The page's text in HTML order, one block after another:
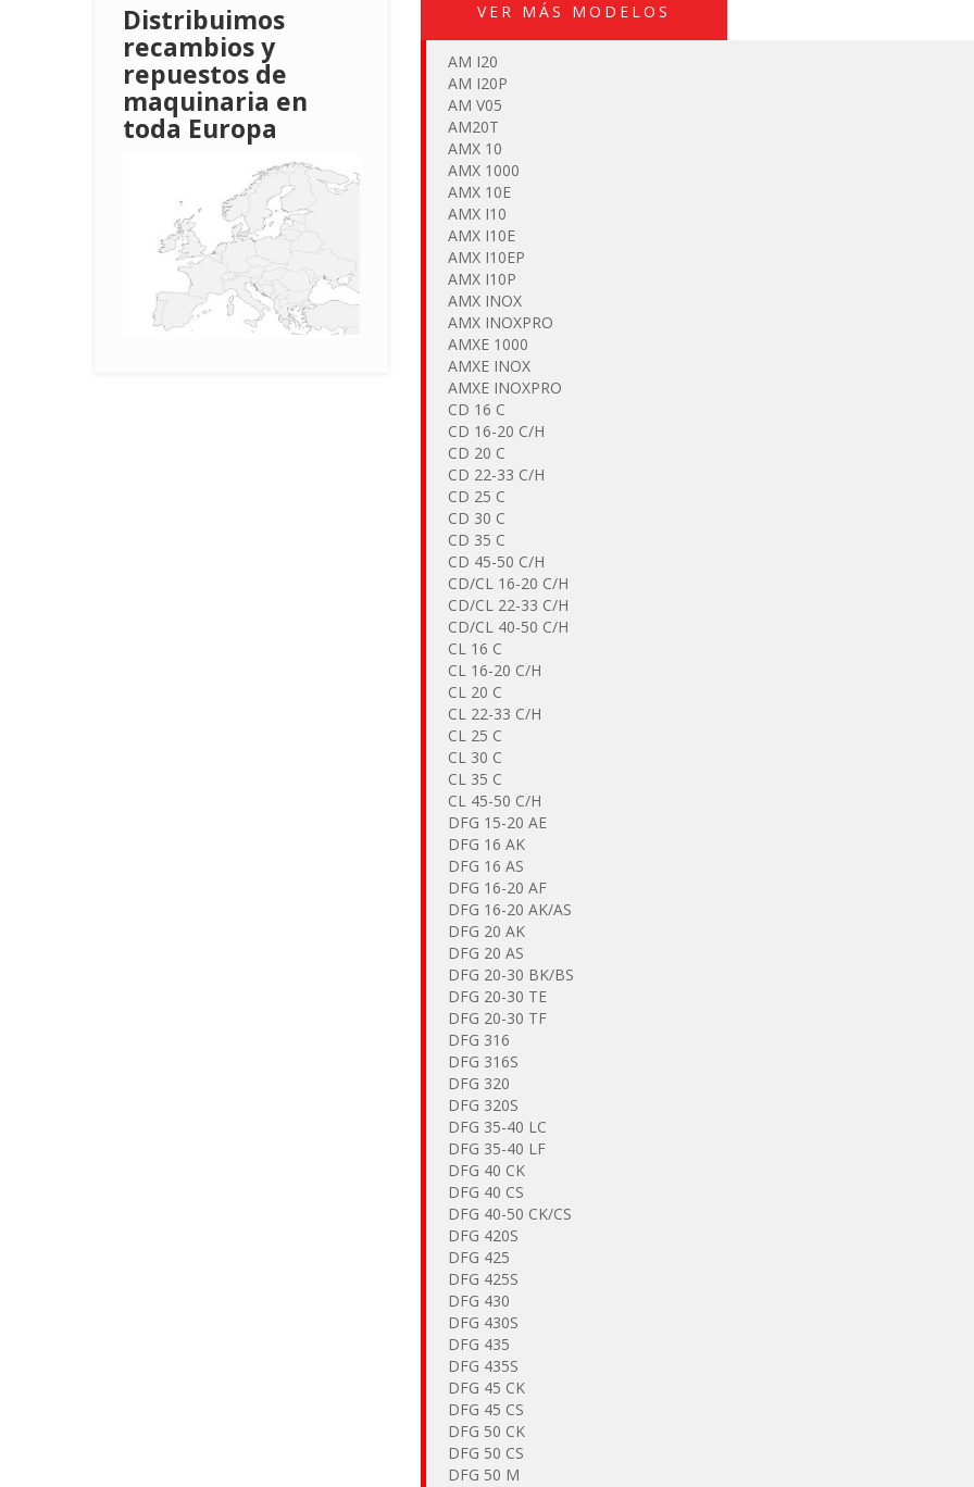
Distribuimos
recambios y
repuestos de
maquinaria en
toda Europa
VER MÁS MODELOS
AM I20
AM I20P
AM V05
AM20T
AMX 10
AMX 1000
AMX 10E
AMX I10
AMX I10E
AMX I10EP
AMX I10P
AMX INOX
AMX INOXPRO
AMXE 1000
AMXE INOX
AMXE INOXPRO
CD 16 C
CD 16-20 C/H
CD 20 C
CD 22-33 C/H
CD 25 C
CD 30 C
CD 35 C
CD 45-50 C/H
CD/CL 16-20 C/H
CD/CL 22-33 C/H
CD/CL 40-50 C/H
CL 16 C
CL 16-20 C/H
CL 20 C
CL 22-33 C/H
CL 25 C
CL 30 C
CL 35 C
CL 45-50 C/H
DFG 15-20 AE
DFG 16 AK
DFG 16 AS
DFG 16-20 AF
DFG 16-20 AK/AS
DFG 20 AK
DFG 20 AS
DFG 20-30 BK/BS
DFG 20-30 TE
DFG 20-30 TF
DFG 316
DFG 316S
DFG 320
DFG 320S
DFG 35-40 LC
DFG 35-40 LF
DFG 40 CK
DFG 40 CS
DFG 40-50 CK/CS
DFG 420S
DFG 425
DFG 425S
DFG 430
DFG 430S
DFG 435
DFG 435S
DFG 45 CK
DFG 45 CS
DFG 50 CK
DFG 50 CS
DFG 50 M